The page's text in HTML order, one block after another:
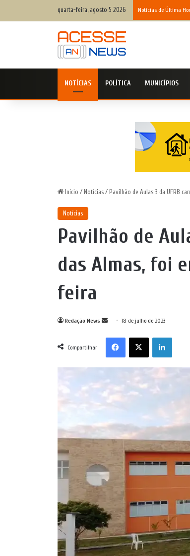
quarta-feira, agosto 5 2026 Notícias de Última
NOTÍCIAS POLÍTICA MUNICÍPIOS
Início / Notícias / Pavilhão de Aulas 3 da UFRB
Notícias
Pavilhão de
das Almas, foi
feira
Redação News
Mande
mail
18 de julho de 2023
Compartilhar
FacebookX Linkedin